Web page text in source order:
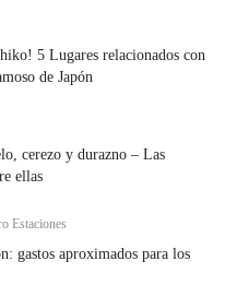
5 Lugares relacionados con
de Japón
cerezo y durazno – Las
ellas
Estaciones
gastos aproximados para los